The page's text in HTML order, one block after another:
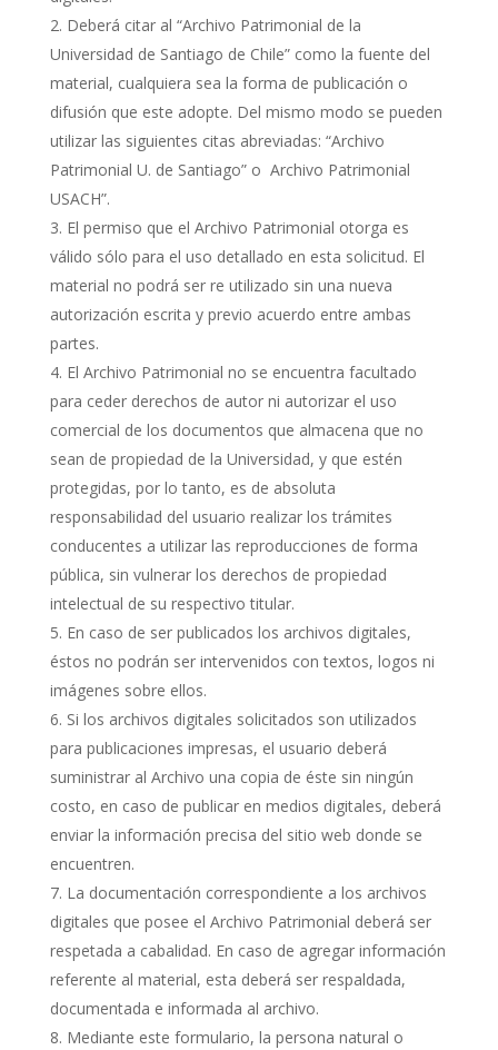
Deberá citar al “Archivo Patrimonial de la
Universidad de Santiago de Chile” como la fuente del
material, cualquiera sea la forma de publicación o
difusión que este adopte. Del mismo modo se pueden
utilizar las siguientes citas abreviadas: “Archivo
Patrimonial U. de Santiago” o Archivo Patrimonial
USACH”.
El permiso que el Archivo Patrimonial otorga es
válido sólo para el uso detallado en esta solicitud. El
material no podrá ser re utilizado sin una nueva
autorización escrita y previo acuerdo entre ambas
partes.
El Archivo Patrimonial no se encuentra facultado
para ceder derechos de autor ni autorizar el uso
comercial de los documentos que almacena que no
sean de propiedad de la Universidad, y que estén
protegidas, por lo tanto, es de absoluta
responsabilidad del usuario realizar los trámites
conducentes a utilizar las reproducciones de forma
pública, sin vulnerar los derechos de propiedad
intelectual de su respectivo titular.
En caso de ser publicados los archivos digitales,
éstos no podrán ser intervenidos con textos, logos ni
imágenes sobre ellos.
Si los archivos digitales solicitados son utilizados
para publicaciones impresas, el usuario deberá
suministrar al Archivo una copia de éste sin ningún
costo, en caso de publicar en medios digitales, deberá
enviar la información precisa del sitio web donde se
encuentren.
La documentación correspondiente a los archivos
digitales que posee el Archivo Patrimonial deberá ser
respetada a cabalidad. En caso de agregar información
referente al material, esta deberá ser respaldada,
documentada e informada al archivo.
Mediante este formulario, la persona natural o